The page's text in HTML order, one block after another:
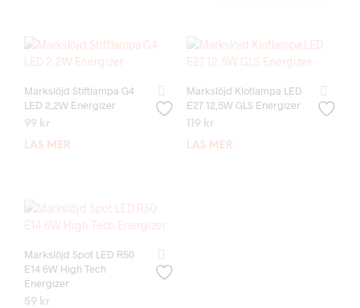
Markslöjd Stiftlampa G4
LED 2,2W Energizer
99 kr
LÄS MER
Markslöjd Klotlampa LED
E27 12,5W GLS Energizer
119 kr
LÄS MER
Markslöjd Spot LED R50
E14 6W High Tech
Energizer
59 kr